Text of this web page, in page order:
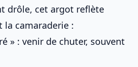
drôle, cet argot reflète
la camaraderie :
» : venir de chuter, souvent